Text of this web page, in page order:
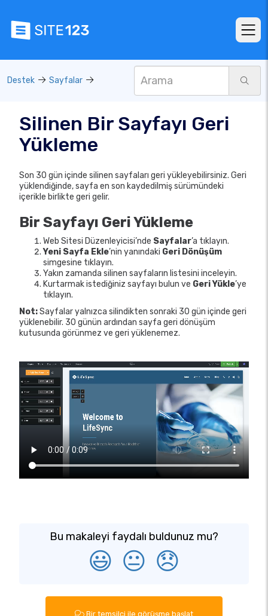
Destek Sayfalar
Silinen Bir Sayfayı Geri
Yükleme
Son 30 gün içinde silinen sayfaları geri yükleyebilirsiniz. Geri
yüklendiğinde, sayfa en son kaydedilmiş sürümündeki
içerikle birlikte geri gelir.
Bir Sayfayı Geri Yükleme
Web Sitesi Düzenleyicisi’nde Sayfalar’a tıklayın.
Yeni Sayfa Ekle’nin yanındaki Geri Dönüşüm
simgesine tıklayın.
Yakın zamanda silinen sayfaların listesini inceleyin.
Kurtarmak istediğiniz sayfayı bulun ve Geri Yükle’ye
tıklayın.
Not:Sayfalar yalnızca silindikten sonraki 30 gün içinde geri
yüklenebilir. 30 günün ardından sayfa geri dönüşüm
kutusunda görünmez ve geri yüklenemez.
Bu makaleyi faydalı buldunuz mu?
😃 😐 😞
Bir temsilci ile görüşme başlat